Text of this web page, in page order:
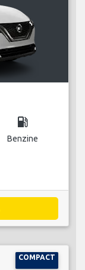
local_gas_station
Benzine
COMPACT